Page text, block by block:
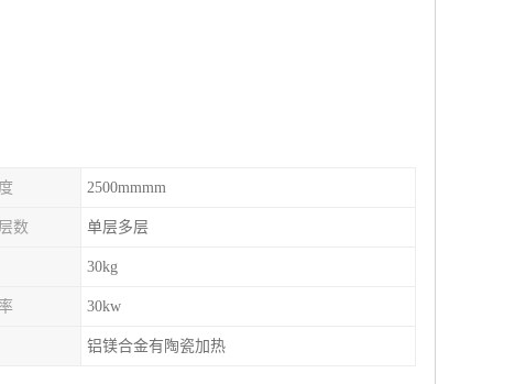
2500mmmm
数 单层多层
30kg
30kw
铝镁合金有陶瓷加热